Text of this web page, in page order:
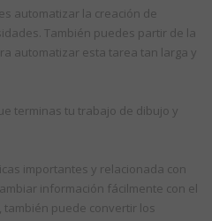
automatizar la creación de
También puedes partir de la
automatizar esta tarea tan larga y
terminas tu trabajo de dibujo y
importantes y relacionada con
información fácilmente con el
también puede convertir los